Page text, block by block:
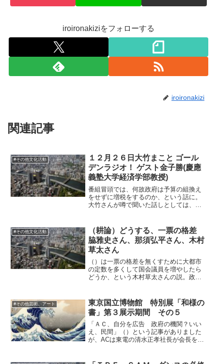
iroironakiziをフォローする
iroironakizi
関連記事
#その他文化活動
１２月２６日大竹まこと ゴール
デンラジオ！ ゲスト金子勝(慶應
義塾大学経済学部教授)
番組冒頭では、何故政府は予算の組換え
をせずに増税をするのか、という話に。
大竹さんが噂で聞いた話しとしては、貧
い、とのこと。「貧困ビジネスと一緒だ
よ」とのこと。ぴったりな喩え...
#その他文化活動
（耕論）どうする、一票の格差
脇雅史さん、那須弘平さん、木村
草太さん
（）は一票の格差を無くすために大都市
の定数を多くして国会議員を増やしたら
どうか、という木村草太さんの説。政治
は議員がはっきり遊んでいて全く不要で
す。民意をきめ細かく吸収...
#その他芸術、アート
東京国立博物館 特別展「和様の
書」第３展示期間 その５
「ＡＣ、自分を広告 政府の機関？いい
え、民間」（）という記事がありました
が、ACは東電の清水正孝社長が会長を務